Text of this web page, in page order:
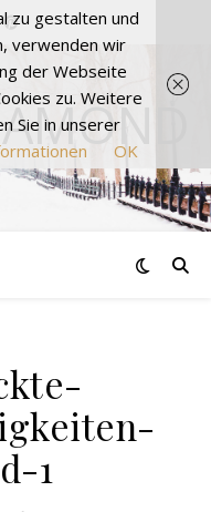
1
zu gestalten und
verwenden wir
der Webseite
zu. Weitere
Sie in unserer
OK